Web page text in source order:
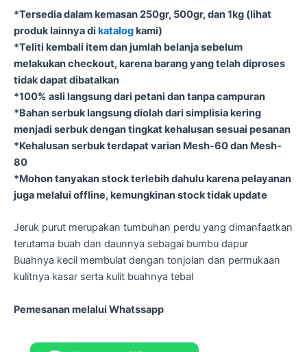
*Tersedia dalam kemasan 250gr, 500gr, dan 1kg (lihat
produk lainnya di katalogkami)
*Teliti kembali item dan jumlah belanja sebelum
melakukan checkout, karena barang yang telah diproses
tidak dapat dibatalkan
*100% asli langsung dari petani dan tanpa campuran
*Bahan serbuk langsung diolah dari simplisia kering
menjadi serbuk dengan tingkat kehalusan sesuai pesanan
*Kehalusan serbuk terdapat varian Mesh-60 dan Mesh-
80
*Mohon tanyakan stock terlebih dahulu karena pelayanan
juga melalui offline, kemungkinan stock tidak update
Jeruk purut merupakan tumbuhan perdu yang dimanfaatkan
terutama buah dan daunnya sebagai bumbu dapur
Buahnya kecil membulat dengan tonjolan dan permukaan
kulitnya kasar serta kulit buahnya tebal
Pemesanan melalui Whatssapp